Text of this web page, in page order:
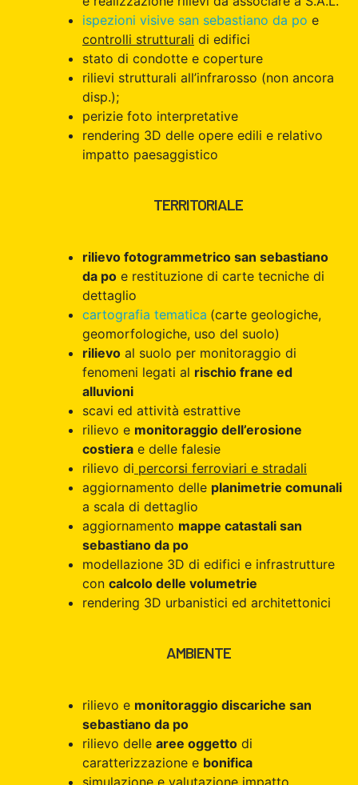
ispezioni visive san sebastiano da po e
controlli strutturali di edifici
stato di condotte e coperture
rilievi strutturali all’infrarosso (non ancora
disp.);
perizie foto interpretative
rendering 3D delle opere edili e relativo
impatto paesaggistico
TERRITORIALE
rilievo fotogrammetrico san sebastiano
da po e restituzione di carte tecniche di
dettaglio
cartografia tematica (carte geologiche,
geomorfologiche, uso del suolo)
rilievo al suolo per monitoraggio di
fenomeni legati al rischio frane ed
alluvioni
scavi ed attività estrattive
rilievo e monitoraggio dell’erosione
costiera e delle falesie
rilievo di percorsi ferroviari e stradali
aggiornamento delle planimetrie comunali
a scala di dettaglio
aggiornamento mappe catastali san
sebastiano da po
modellazione 3D di edifici e infrastrutture
con calcolo delle volumetrie
rendering 3D urbanistici ed architettonici
AMBIENTE
rilievo e monitoraggio discariche san
sebastiano da po
rilievo delle aree oggetto di
caratterizzazione e bonifica
simulazione e valutazione impatto